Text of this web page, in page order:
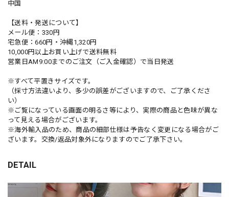
中国
【送料・発送について】
メール便：330円
宅急便：660円・沖縄1,320円
10,000円以上お買い上げで送料無料
営業日AM9:00までのご注文（ご入金確認）で当日発送
※すべて平置きサイズです。
（採寸方法違いより、多少の誤差がございますので、ご了承くださ
い）
※ご覧になっている画面の明るさ等により、実際の商品と色味が異な
って見える場合がございます。
※海外輸入品のため、商品の細部仕様は予告なく変更になる場合がご
ざいます。交換/返品対象外になりますのでご了承下さい。
DETAIL